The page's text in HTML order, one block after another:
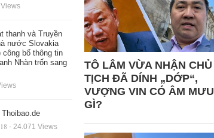
thanh và Truyền
nước Slovakia
công bố thông tin
Nhàn trốn sang
Thoibao.de
- 24.071 Views
TÔ LÂM VỪA NHẬN CHỦ
TỊCH ĐÃ DÍNH „DỚP“,
VƯỢNG VIN CÓ ÂM MƯU
GÌ?